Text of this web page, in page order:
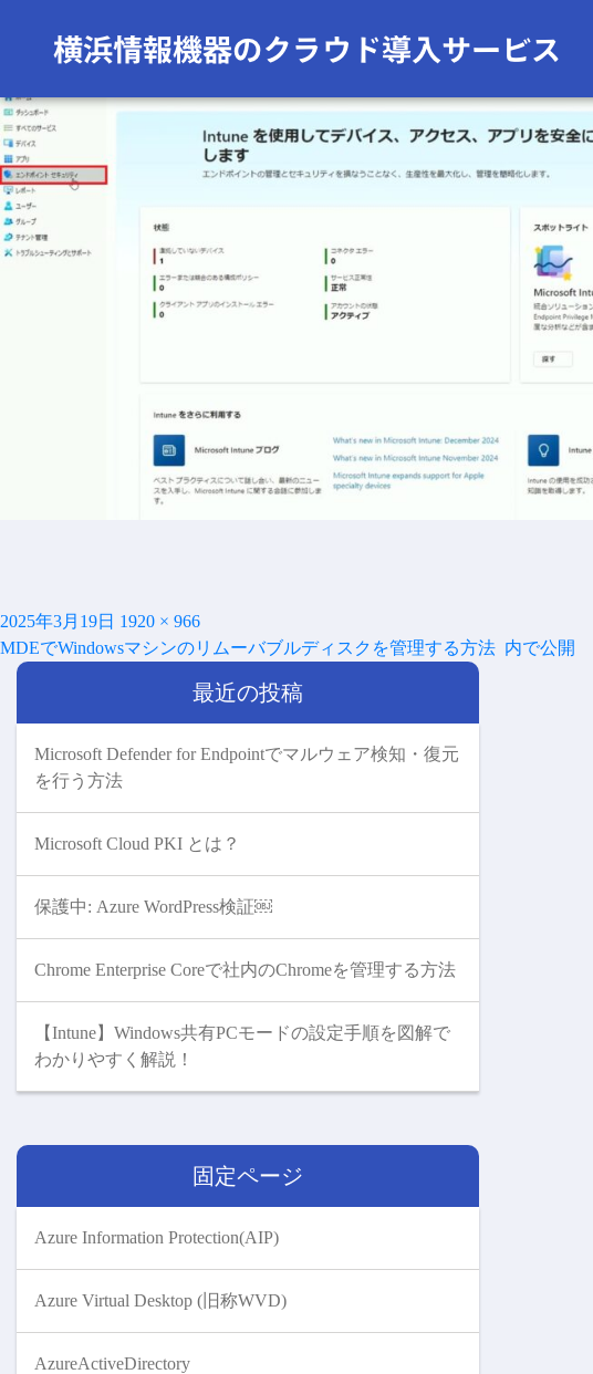
次の画像
投
稿
日:
2025年3月19日 フ
ル
ズ
1920 × 966
投
MDEでWindowsマシンのリムーバブルディスクを管理する方法 内で公開
最近の投稿
Microsoft Defender for Endpointでマルウェア検知・復元
を行う方法
Microsoft Cloud PKI とは？
保護中: Azure WordPress検証￼
Chrome Enterprise Coreで社内のChromeを管理する方法
【Intune】Windows共有PCモードの設定手順を図解で
わかりやすく解説！
固定ページ
Azure Information Protection(AIP)
Azure Virtual Desktop (旧称WVD)
AzureActiveDirectory